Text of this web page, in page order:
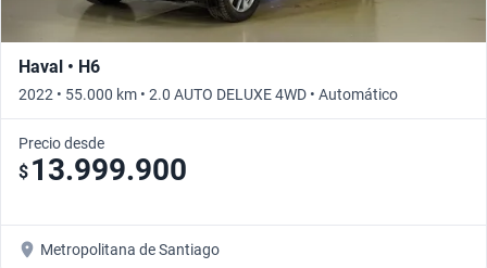
Haval • H6
2022 • 55.000 km • 2.0 AUTO DELUXE 4WD • Automático
Precio desde
$ 13.999.900
Metropolitana de Santiago